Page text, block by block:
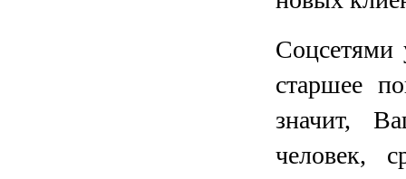
Соцсетями
старшее
значит,
человек,